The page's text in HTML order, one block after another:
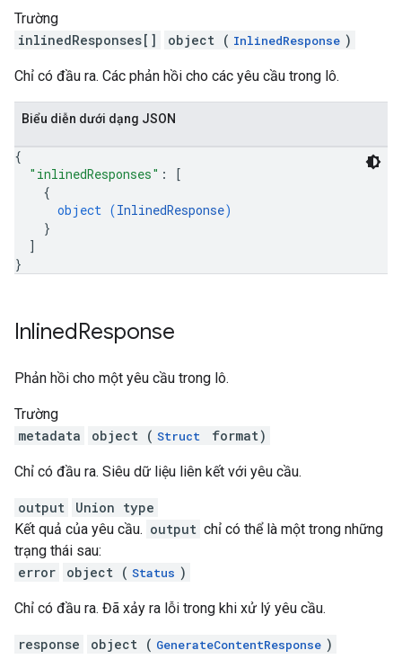
Trường
inlinedResponses[]
object ( InlinedResponse )
Chỉ có đầu ra. Các phản hồi cho các yêu cầu trong lô.
Biểu diễn dưới dạng JSON
{
"inlinedResponses" :
[
{
object (InlinedResponse)
}
]
}
InlinedResponse
Phản hồi cho một yêu cầu trong lô.
Trường
metadata
object ( Struct format)
Chỉ có đầu ra. Siêu dữ liệu liên kết với yêu cầu.
output
Union type
Kết quả của yêu cầu. output chỉ có thể là một trong những
trạng thái sau:
error
object ( Status )
Chỉ có đầu ra. Đã xảy ra lỗi trong khi xử lý yêu cầu.
response object ( GenerateContentResponse )